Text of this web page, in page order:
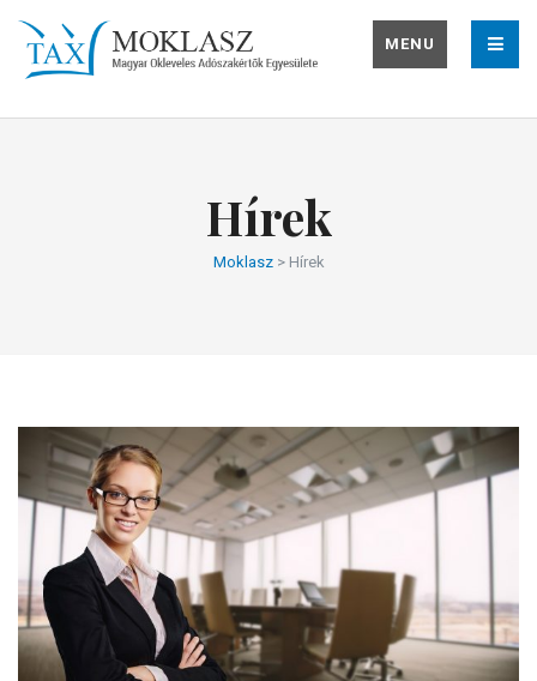
MENU
Hírek
Moklasz> Hírek